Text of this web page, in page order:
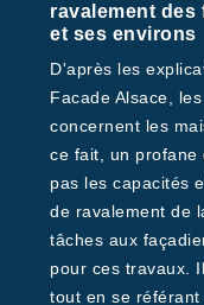
ravalement des
et ses environs
D'après les
Facade Alsace,
concernent les
ce fait, un profane
pas les capacités
de ravalement de
tâches aux
pour ces travaux.
tout en se